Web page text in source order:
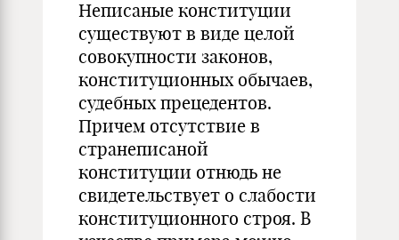
Неписаные конституции
существуют в виде целой
совокупности законов,
конституционных обычаев,
судебных прецедентов.
Причем отсутствие в
странеписаной
конституции отнюдь не
свидетельствует о слабости
конституционного строя. В